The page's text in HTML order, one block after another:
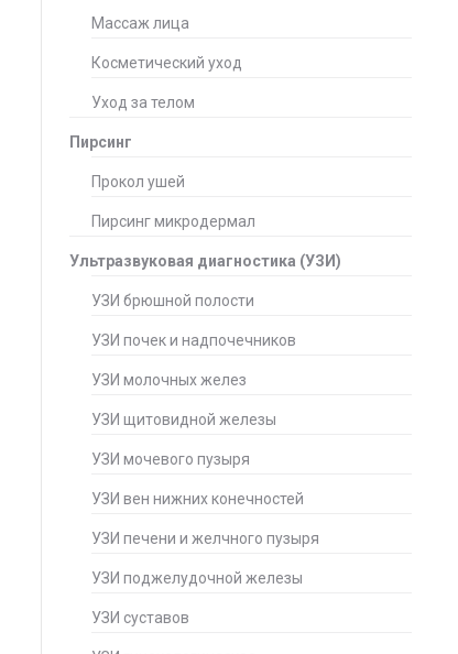
Массаж лица
Косметический уход
Уход за телом
Пирсинг
Прокол ушей
Пирсинг микродермал
Ультразвуковая диагностика (УЗИ)
УЗИ брюшной полости
УЗИ почек и надпочечников
УЗИ молочных желез
УЗИ щитовидной железы
УЗИ мочевого пузыря
УЗИ вен нижних конечностей
УЗИ печени и желчного пузыря
УЗИ поджелудочной железы
УЗИ суставов